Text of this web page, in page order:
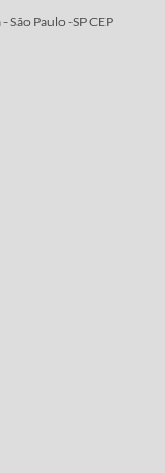
Paulo -SP CEP